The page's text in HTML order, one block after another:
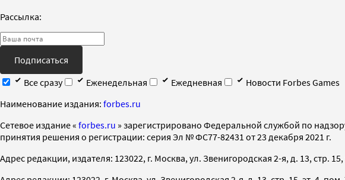
Рассылка:
Подписаться
Все сразу
Еженедельная Ежедневная
Новости Forbes Games
Наименование издания: forbes.ru
Cетевое издание « forbes.ru » зарегистрировано Федеральной службой по
принятия решения о регистрации: серия Эл № ФС77-82431 от 23 декабря 2021 г.
Адрес редакции, издателя: 123022, г. Москва, ул. Звенигородская 2-я, д. 13, стр. 15,